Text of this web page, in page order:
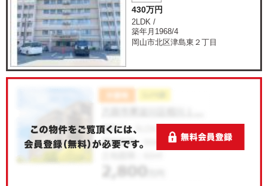
430万円
2LDK /
築年月1968/4
岡山市北区津島東２丁目